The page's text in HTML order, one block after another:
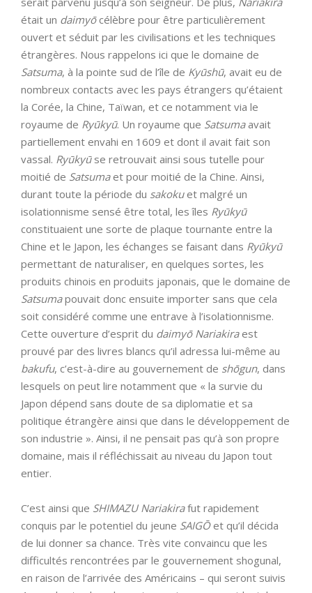
était un daimyōcélèbre pour être particulièrement
ouvert et séduit par les civilisations et les techniques
étrangères. Nous rappelons ici que le domaine de
Satsuma, à la pointe sud de l’île de Kyūshū, avait eu de
nombreux contacts avec les pays étrangers qu’étaient
la Corée, la Chine, Taïwan, et ce notamment via le
royaume de Ryūkyū. Un royaume que Satsumaavait
partiellement envahi en 1609 et dont il avait fait son
vassal. Ryūkyūse retrouvait ainsi sous tutelle pour
moitié de Satsumaet pour moitié de la Chine. Ainsi,
durant toute la période du sakokuet malgré un
isolationnisme sensé être total, les îles Ryūkyū
constituaient une sorte de plaque tournante entre la
Chine et le Japon, les échanges se faisant dans Ryūkyū
permettant de naturaliser, en quelques sortes, les
produits chinois en produits japonais, que le domaine de
Satsumapouvait donc ensuite importer sans que cela
soit considéré comme une entrave à l’isolationnisme.
Cette ouverture d’esprit du daimyō Nariakiraest
prouvé par des livres blancs qu’il adressa lui-même au
bakufu, c’est-à-dire au gouvernement de shōgun, dans
lesquels on peut lire notamment que « la survie du
Japon dépend sans doute de sa diplomatie et sa
politique étrangère ainsi que dans le développement de
son industrie ». Ainsi, il ne pensait pas qu’à son propre
domaine, mais il réfléchissait au niveau du Japon tout
entier.
C’est ainsi que SHIMAZU Nariakirafut rapidement
conquis par le potentiel du jeune SAIGŌet qu’il décida
de lui donner sa chance. Très vite convaincu que les
difficultés rencontrées par le gouvernement shogunal,
en raison de l’arrivée des Américains – qui seront suivis